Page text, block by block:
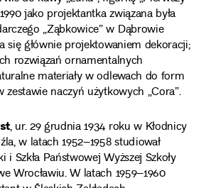
jako projektantka związana była
„Ząbkowice” w Dąbrowie
się głównie projektowaniem dekoracji;
rozwiązań ornamentalnych
materiały w odlewach do form
zestawie naczyń użytkowych „Cora”.
, ur. 29 grudnia 1934 roku w Kłodnicy
w latach 1952–1958 studiował
Szkła Państwowej Wyższej Szkoły
Wrocławiu. W latach 1959–1960